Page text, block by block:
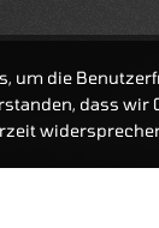
um die
dass